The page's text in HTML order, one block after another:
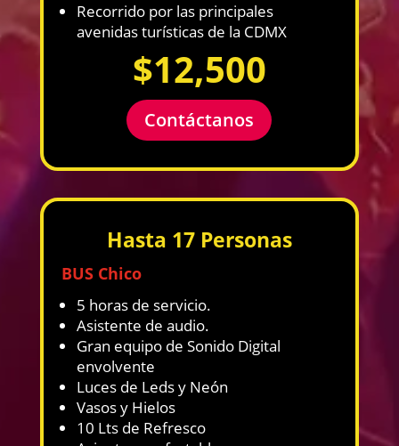
Recorrido por las principales
avenidas turísticas de la CDMX
$12,500
Contáctanos
Hasta 17 Personas
BUS Chico
5 horas de servicio.
Asistente de audio.
Gran equipo de Sonido Digital
envolvente
Luces de Leds y Neón
Vasos y Hielos
10 Lts de Refresco